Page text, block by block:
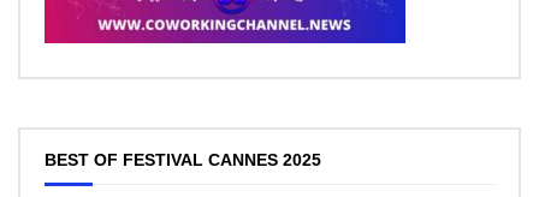
BEST OF FESTIVAL CANNES 2025